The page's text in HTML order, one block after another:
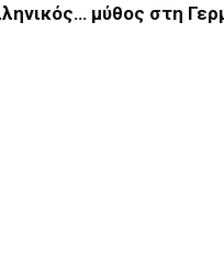
μύθος στη